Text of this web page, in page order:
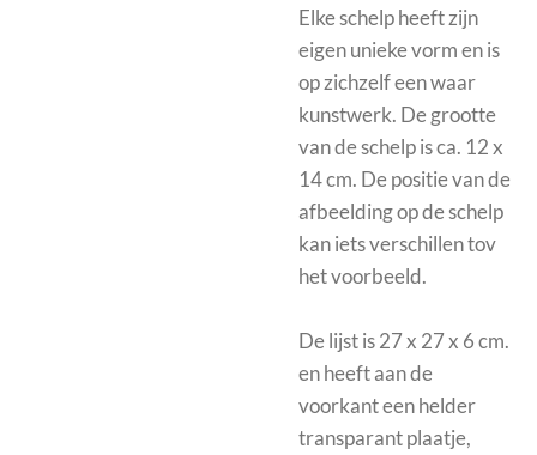
Elke schelp heeft zijn
eigen unieke vorm en is
op zichzelf een waar
kunstwerk. De grootte
van de schelp is ca. 12 x
14 cm. De positie van de
afbeelding op de schelp
kan iets verschillen tov
het voorbeeld.
Delijst is 27 x 27 x 6 cm.
en heeft aan de
voorkant een helder
transparant plaatje,